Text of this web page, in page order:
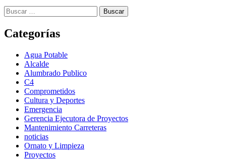
Buscar:
Categorías
Agua Potable
Alcalde
Alumbrado Publico
C4
Comprometidos
Cultura y Deportes
Emergencia
Gerencia Ejecutora de Proyectos
Mantenimiento Carreteras
noticias
Ornato y Limpieza
Proyectos